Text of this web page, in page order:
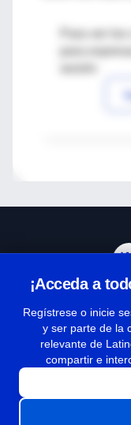
Para ver
¡Acceda a
Regístrese o inicie
y ser parte de la
relevante de
compartir e
|
| Todos los